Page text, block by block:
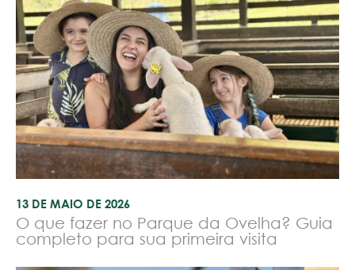
13 DE MAIO DE 2026
O que fazer no Parque da Ovelha? Guia
completo para sua primeira visita